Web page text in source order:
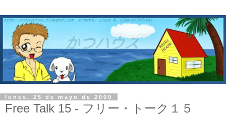
lunes, 25 de mayo de 2009
Free Talk 15 - フリー・トーク１５